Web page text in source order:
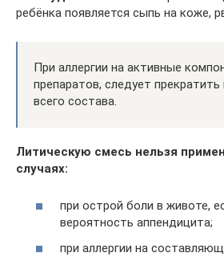
ребёнка появляется сыпь на коже,
При аллергии на активные
препаратов, следует прекратить
всего состава.
Литическую смесь нельзя
случаях:
при острой боли в животе,
вероятность аппендицита;
при аллергии на